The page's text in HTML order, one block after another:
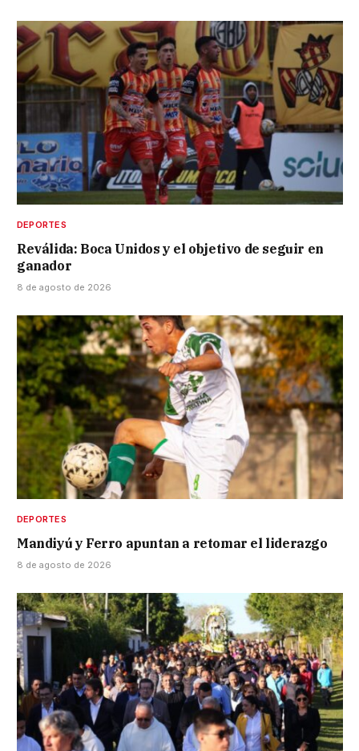
DEPORTES
Reválida: Boca Unidos y el objetivo de seguir en
ganador
8 de agosto de 2026
DEPORTES
Mandiyú y Ferro apuntan a retomar el liderazgo
8 de agosto de 2026